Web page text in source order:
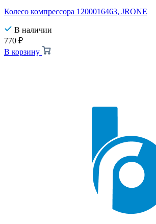
Колесо компрессора 1200016463, JRONE
В наличии
770 ₽
В корзину